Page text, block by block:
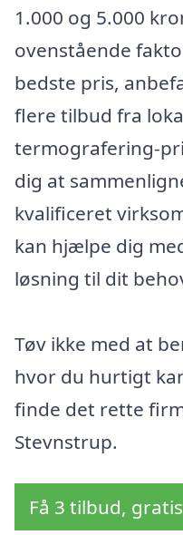
1.000 og 5.000
ovenstående
bedste pris,
flere tilbud fra
termografering-
dig at
kvalificeret
kan hjælpe dig
løsning til dit
Tøv ikke med at
hvor du hurtigt
finde det rette
Stevnstrup.
Få 3 tilbud,